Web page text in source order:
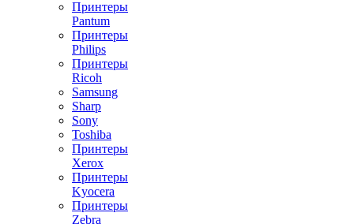
Принтеры
Pantum
Принтеры
Philips
Принтеры
Ricoh
Samsung
Sharp
Sony
Toshiba
Принтеры
Xerox
Принтеры
Kyocera
Принтеры
Zebra